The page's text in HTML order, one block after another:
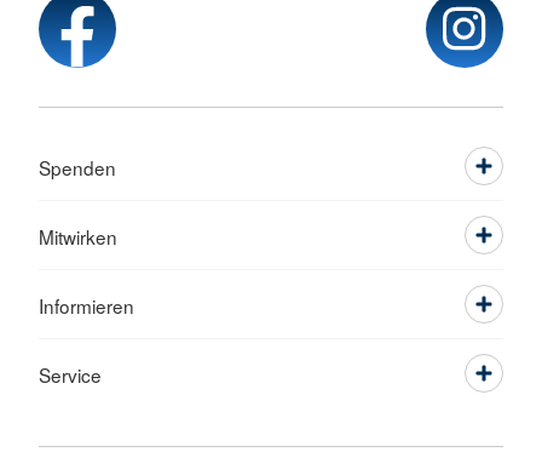
Spenden
Mitwirken
Informieren
Service